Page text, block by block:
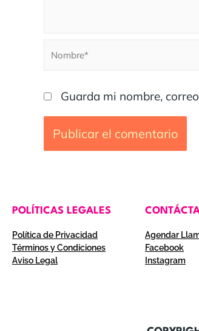
Guarda mi nombre,
POLÍTICAS LEGALES
Política de Privacidad
Términos y Condiciones
Aviso Legal
Agendar
Facebook
Instagram